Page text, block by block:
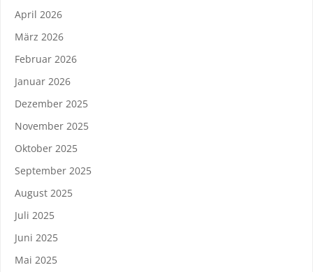
April 2026
März 2026
Februar 2026
Januar 2026
Dezember 2025
November 2025
Oktober 2025
September 2025
August 2025
Juli 2025
Juni 2025
Mai 2025